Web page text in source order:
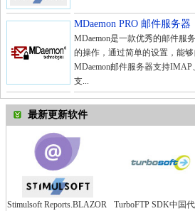
MDaemon PRO 邮件服务器
MDaemon是一款优秀的邮件服
的操作，通过简单的设置，能
MDaemon邮件服务器支持
支...
最新更新软件
Stimulsoft Reports.BLAZOR
TurboFTP SDK中国